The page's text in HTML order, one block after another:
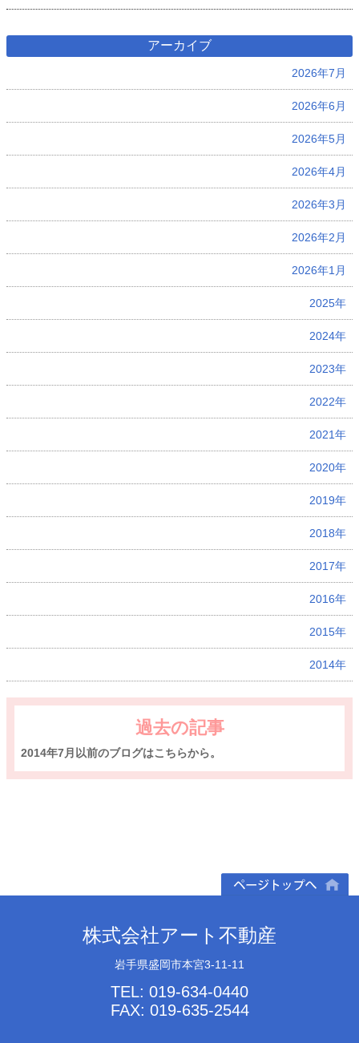
アーカイブ
2026年7月
2026年6月
2026年5月
2026年4月
2026年3月
2026年2月
2026年1月
2025年
2024年
2023年
2022年
2021年
2020年
2019年
2018年
2017年
2016年
2015年
2014年
過去の記事
2014年7月以前のブログはこちらから。
株式会社アート不動産
岩手県盛岡市本宮3-11-11
TEL: 019-634-0440
FAX: 019-635-2544